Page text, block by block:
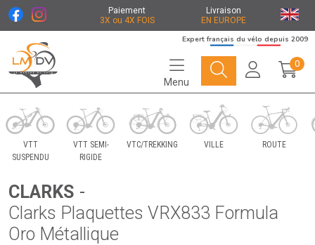
Paiement
3X ou 4X FOIS
Livraison
EN EUROPE
Le Marché du Vélo Votre distributeurs de vélo
Expert français du vélo depuis 2009
Menu
0
VTT
SUSPENDU
VTT SEMI-
RIGIDE
VTC/TREKKING VILLE ROUTE
CLARKS -
Clarks Plaquettes VRX833 Formula
Oro Métallique